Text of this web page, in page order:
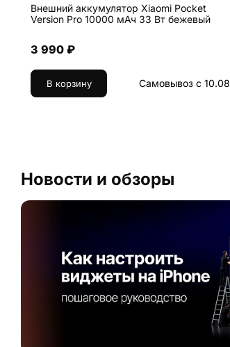
Внешний аккумулятор Xiaomi Pocket
Version Pro 10000 мАч 33 Вт бежевый
3 990 ₽
В корзину Самовывоз с 10.08
Новости и обзоры